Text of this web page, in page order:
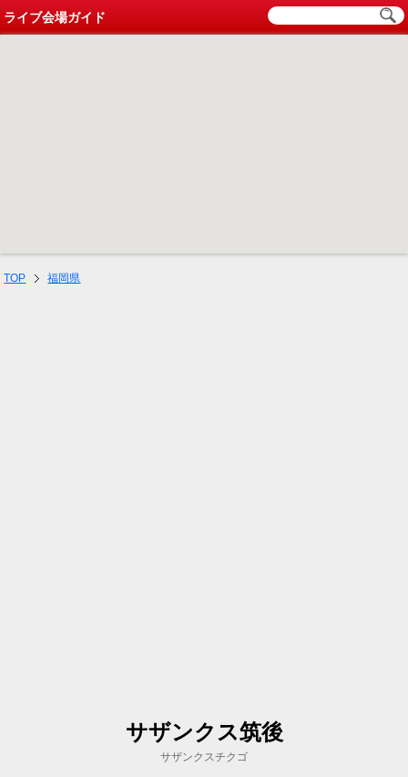
ライブ会場ガイド
TOP 福岡県
サザンクス筑後
サザンクスチクゴ